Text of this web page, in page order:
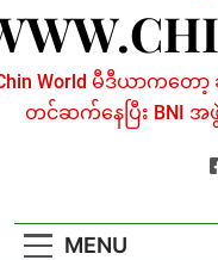
World မီဒီယာကတေ
တင်ဆက်နေပြီး BNI
MENU